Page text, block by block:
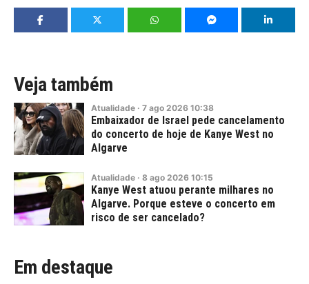
Veja também
Atualidade · 7 ago 2026 10:38
Embaixador de Israel pede cancelamento
do concerto de hoje de Kanye West no
Algarve
Atualidade · 8 ago 2026 10:15
Kanye West atuou perante milhares no
Algarve. Porque esteve o concerto em
risco de ser cancelado?
Em destaque